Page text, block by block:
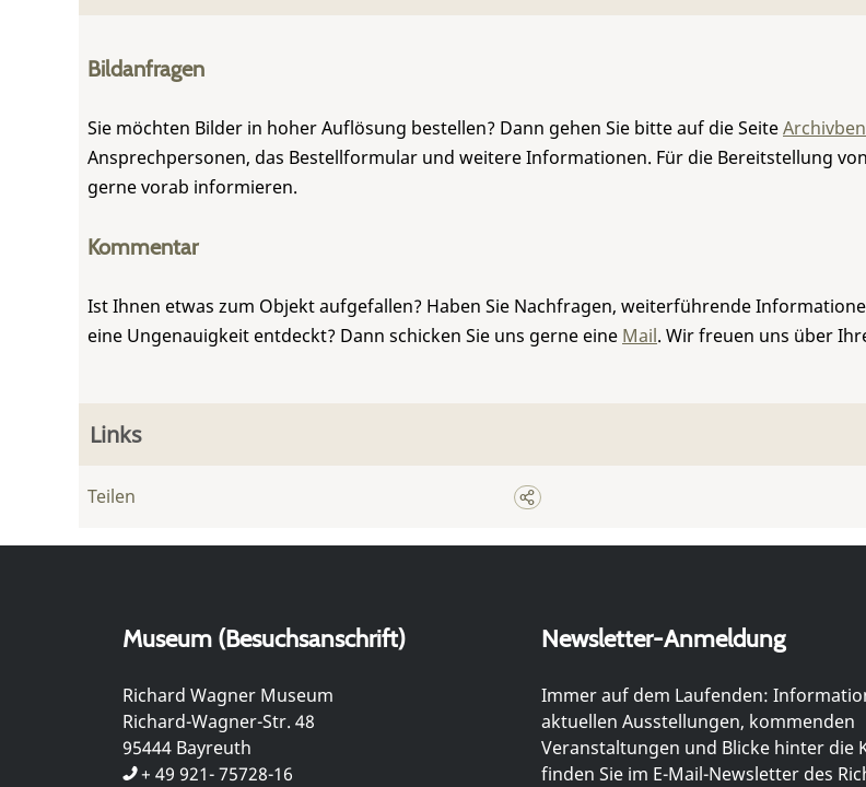
Bildanfragen
Sie möchten Bilder in hoher Auflösung bestellen? Dann gehen Sie bitte auf die Seite
Ansprechpersonen, das Bestellformular und weitere Informationen. Für die Bereitstellung
gerne vorab informieren.
Kommentar
Ist Ihnen etwas zum Objekt aufgefallen? Haben Sie Nachfragen, weiterführende
eine Ungenauigkeit entdeckt? Dann schicken Sie uns gerne eine Mail. Wir freuen uns über
Links
Teilen
Museum (Besuchsanschrift)
Richard Wagner Museum
Richard-Wagner-Str. 48
95444 Bayreuth
+ 49 921- 75728-16
Newsletter-Anmeldung
Immer auf dem Laufenden:
aktuellen Ausstellungen, kommenden
Veranstaltungen und Blicke hinter die
finden Sie im E-Mail-Newsletter des